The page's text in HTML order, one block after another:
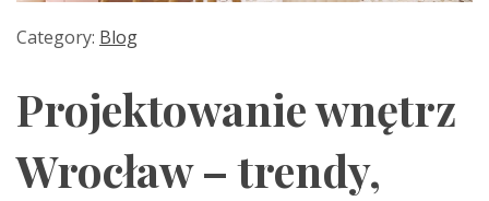
Category: Blog
Projektowanie wnętrz
Wrocław – trendy,